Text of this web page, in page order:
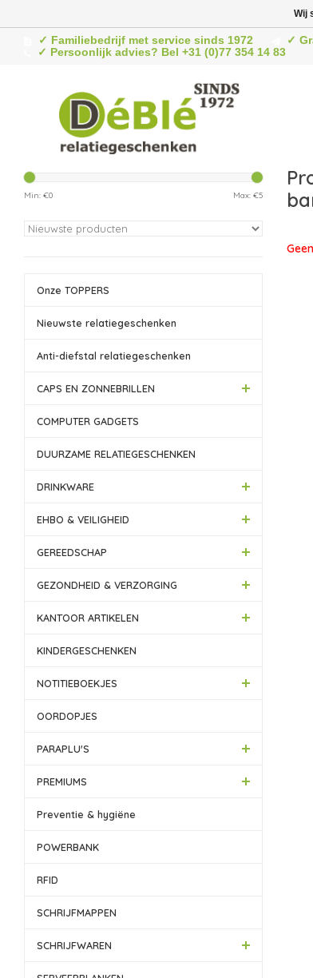
✓ Familiebedrijf met service sinds 1972 ✓
✓ Persoonlijk advies? Bel +31 (0)77 354 14 83
Min: €0 Max: €5
Onze TOPPERS
Nieuwste relatiegeschenken
Anti-diefstal relatiegeschenken
CAPS EN ZONNEBRILLEN
COMPUTER GADGETS
DUURZAME RELATIEGESCHENKEN
DRINKWARE
EHBO & VEILIGHEID
GEREEDSCHAP
GEZONDHEID & VERZORGING
KANTOOR ARTIKELEN
KINDERGESCHENKEN
NOTITIEBOEKJES
OORDOPJES
PARAPLU'S
PREMIUMS
Preventie & hygiëne
POWERBANK
RFID
SCHRIJFMAPPEN
SCHRIJFWAREN
Wij